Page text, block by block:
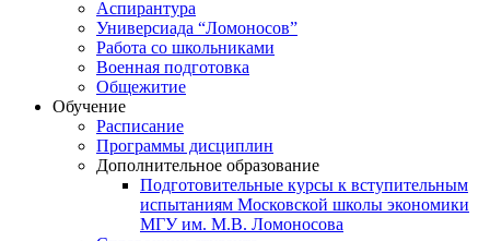
Аспирантура
Универсиада “Ломоносов”
Работа со школьниками
Военная подготовка
Общежитие
Обучение
Расписание
Программы дисциплин
Дополнительное образование
Подготовительные курсы к вступительным
испытаниям Московской школы экономики
МГУ им. М.В. Ломоносова